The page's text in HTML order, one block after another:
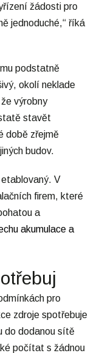
žádosti pro
jednoduché,“ říká
podstatně
okolí neklade
výrobny
stavět
době zřejmě
budov.
etablovaný. V
firem, které
a
akumulace a
pro
zdroje spotřebuje
do dodanou sítě
počítat s žádnou